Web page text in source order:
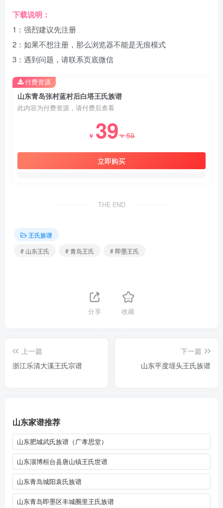
下载说明：
1：强烈建议先注册
2：如果不想注册，那么浏览器不能是无痕模式
3：遇到问题，请联系页底微信
山东青岛张村蓝村后白塔王氏族谱
此内容为付费资源，请付费后查看
￥ 39￥59
立即购买
付费资源
THE END
王氏族谱
# 山东王氏
# 青岛王氏 # 即墨王氏
分享 收藏
上一篇
浙江乐清大溪王氏宗谱
下一篇
山东平度堐头王氏族谱
山东家谱推荐
山东肥城武氏族谱（广孝思堂）
山东淄博桓台县唐山镇王氏世谱
山东青岛城阳袁氏族谱
山东青岛即墨区丰城圈里王氏族谱